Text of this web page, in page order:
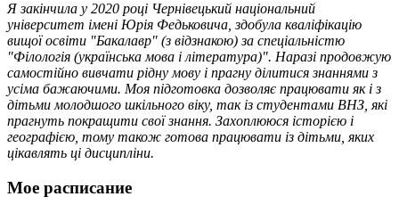
Я закінчила у 2020 році Чернівецький національний
університет імені Юрія Федьковича, здобула кваліфікацію
вищої освіти "Бакалавр" (з відзнакою) за спеціальністю
"Філологія (українська мова і література)". Наразі продовжую
самостійно вивчати рідну мову і прагну ділитися знаннями з
усіма бажаючими. Моя підготовка дозволяє працювати як і з
дітьми молодшого шкільного віку, так із студентами ВНЗ, які
прагнуть покращити свої знання. Захоплююся історією і
географією, тому також готова працювати із дітьми, яких
цікавлять ці дисципліни.
Мое расписание